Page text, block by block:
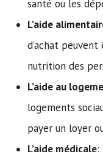
santé ou les
L’aide
d’achat
nutrition des
L’aide au
logements
payer un loyer
L’aide médicale: